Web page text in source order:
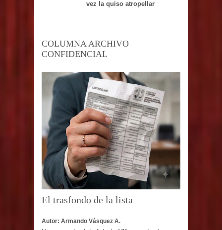
vez la quiso atropellar
COLUMNA ARCHIVO
CONFIDENCIAL
El trasfondo de la lista
Autor: Armando Vásquez A.